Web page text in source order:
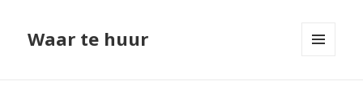
Waar te huur